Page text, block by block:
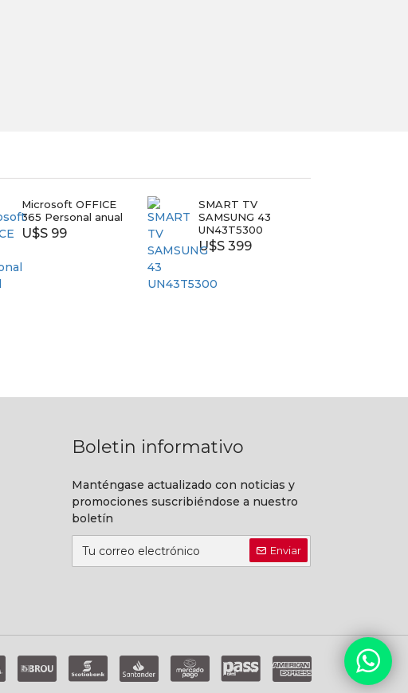
Microsoft OFFICE
365 Personal anual
U$S 99
SMART TV
SAMSUNG 43
UN43T5300
U$S 399
Boletin informativo
Manténgase actualizado con noticias y
promociones suscribiéndose a nuestro
boletín
Enviar